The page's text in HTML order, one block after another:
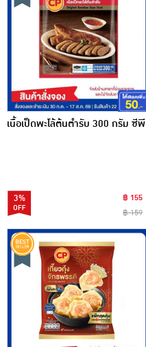
เนื้อเป็ดพะโล้ต้นตำรับ 300 กรัม ซีพี
3%
฿ 155
฿ 159